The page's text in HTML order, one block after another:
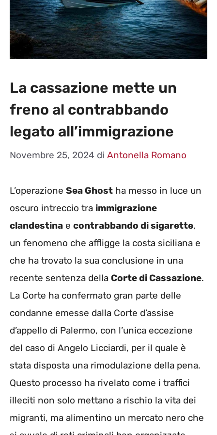
La cassazione mette un
freno al contrabbando
legato all’immigrazione
Novembre 25, 2024 di Antonella Romano
L’operazione Sea Ghost ha messo in luce un
oscuro intreccio tra immigrazione
clandestina e contrabbando di sigarette,
un fenomeno che affligge la costa siciliana e
che ha trovato la sua conclusione in una
recente sentenza della Corte di Cassazione.
La Corte ha confermato gran parte delle
condanne emesse dalla Corte d’assise
d’appello di Palermo, con l’unica eccezione
del caso di Angelo Licciardi, per il quale è
stata disposta una rimodulazione della pena.
Questo processo ha rivelato come i traffici
illeciti non solo mettano a rischio la vita dei
migranti, ma alimentino un mercato nero che